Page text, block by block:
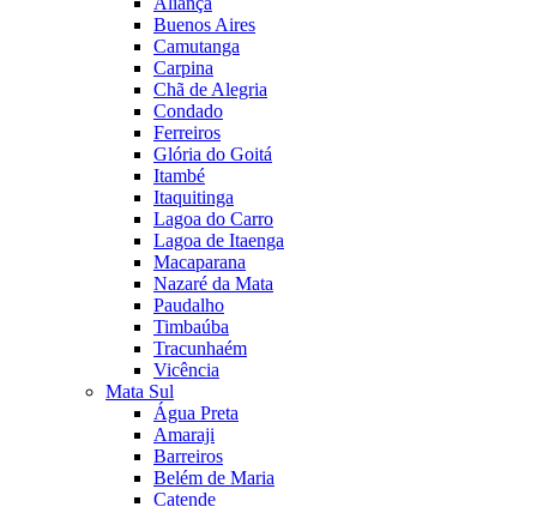
Buenos Aires
Camutanga
Carpina
Chã de Alegria
Condado
Ferreiros
Glória do Goitá
Itambé
Itaquitinga
Lagoa do Carro
Lagoa de Itaenga
Macaparana
Nazaré da Mata
Paudalho
Timbaúba
Tracunhaém
Vicência
Mata Sul
Água Preta
Amaraji
Barreiros
Belém de Maria
Catende